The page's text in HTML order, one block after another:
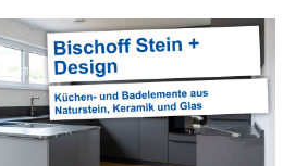
Stein + Design in Ötisheim
und ✓Waschtische,
erkunden. Ihre Quelle für